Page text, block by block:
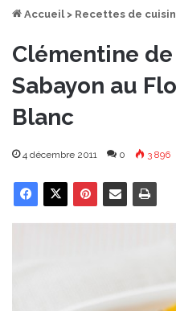
Accueil > Recettes de
Clémentine de
Sabayon au
Blanc
4 décembre 2011 0 3 896